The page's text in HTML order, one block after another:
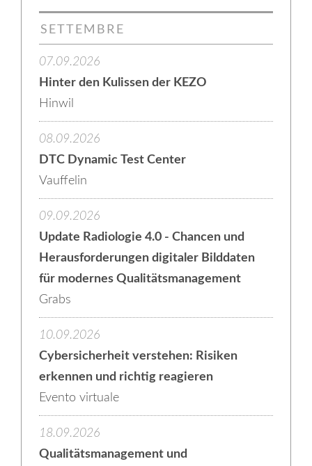
SETTEMBRE
07.09.2026
Hinter den Kulissen der KEZO
Hinwil
08.09.2026
DTC Dynamic Test Center
Vauffelin
09.09.2026
Update Radiologie 4.0 - Chancen und
Herausforderungen digitaler Bilddaten
für modernes Qualitätsmanagement
Grabs
10.09.2026
Cybersicherheit verstehen: Risiken
erkennen und richtig reagieren
Evento virtuale
18.09.2026
Qualitätsmanagement und